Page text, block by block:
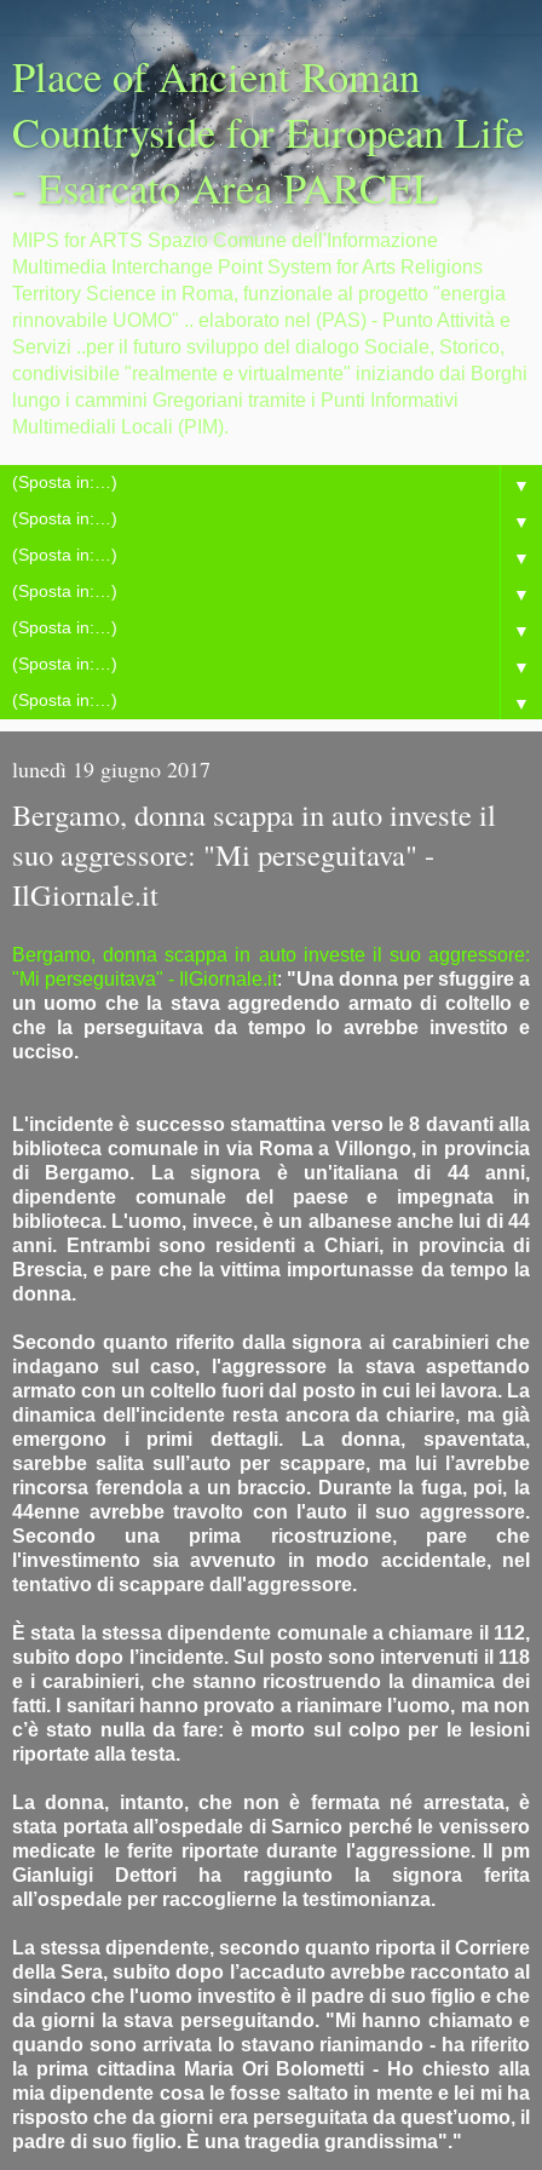
Place of Ancient Roman
Countryside for European Life
- Esarcato Area PARCEL
MIPS for ARTS Spazio Comune dell'Informazione
Multimedia Interchange Point System for Arts Religions
Territory Science in Roma, funzionale al progetto "energia
rinnovabile UOMO" .. elaborato nel (PAS) - Punto Attività e
Servizi ..per il futuro sviluppo del dialogo Sociale, Storico,
condivisibile "realmente e virtualmente" iniziando dai Borghi
lungo i cammini Gregoriani tramite i Punti Informativi
Multimediali Locali (PIM).
▼
▼
▼
▼
▼
▼
▼
lunedì 19 giugno 2017
Bergamo, donna scappa in auto investe il
suo aggressore: "Mi perseguitava" -
IlGiornale.it
Bergamo, donna scappa in auto investe il suo aggressore:
"Mi perseguitava" - IlGiornale.it: "Una donna per sfuggire a
un uomo che la stava aggredendo armato di coltello e
che la perseguitava da tempo lo avrebbe investito e
ucciso.
L'incidente è successo stamattina verso le 8 davanti alla
biblioteca comunale in via Roma a Villongo, in provincia
di Bergamo. La signora è un'italiana di 44 anni,
dipendente comunale del paese e impegnata in
biblioteca. L'uomo, invece, è un albanese anche lui di 44
anni. Entrambi sono residenti a Chiari, in provincia di
Brescia, e pare che la vittima importunasse da tempo la
donna.
Secondo quanto riferito dalla signora ai carabinieri che
indagano sul caso, l'aggressore la stava aspettando
armato con un coltello fuori dal posto in cui lei lavora. La
dinamica dell'incidente resta ancora da chiarire, ma già
emergono i primi dettagli. La donna, spaventata,
sarebbe salita sull’auto per scappare, ma lui l’avrebbe
rincorsa ferendola a un braccio. Durante la fuga, poi, la
44enne avrebbe travolto con l'auto il suo aggressore.
Secondo una prima ricostruzione, pare che
l'investimento sia avvenuto in modo accidentale, nel
tentativo di scappare dall'aggressore.
È stata la stessa dipendente comunale a chiamare il 112,
subito dopo l’incidente. Sul posto sono intervenuti il 118
e i carabinieri, che stanno ricostruendo la dinamica dei
fatti. I sanitari hanno provato a rianimare l’uomo, ma non
c’è stato nulla da fare: è morto sul colpo per le lesioni
riportate alla testa.
La donna, intanto, che non è fermata né arrestata, è
stata portata all’ospedale di Sarnico perché le venissero
medicate le ferite riportate durante l'aggressione. Il pm
Gianluigi Dettori ha raggiunto la signora ferita
all’ospedale per raccoglierne la testimonianza.
La stessa dipendente, secondo quanto riporta il Corriere
della Sera, subito dopo l’accaduto avrebbe raccontato al
sindaco che l'uomo investito è il padre di suo figlio e che
da giorni la stava perseguitando. "Mi hanno chiamato e
quando sono arrivata lo stavano rianimando - ha riferito
la prima cittadina Maria Ori Bolometti - Ho chiesto alla
mia dipendente cosa le fosse saltato in mente e lei mi ha
risposto che da giorni era perseguitata da quest’uomo, il
padre di suo figlio. È una tragedia grandissima"."